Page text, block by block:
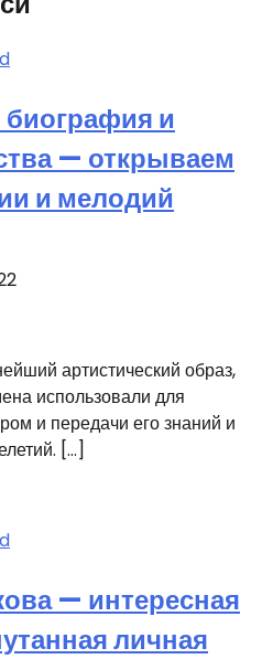
и
— открываем
и мелодий
артистический образ,
использовали для
и передачи его знаний и
[…]
— интересная
личная